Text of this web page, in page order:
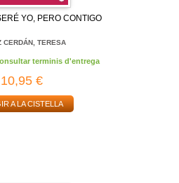
YO, PERO CONTIGO
CERDÁN, TERESA
terminis d'entrega
10,95 €
A LA CISTELLA